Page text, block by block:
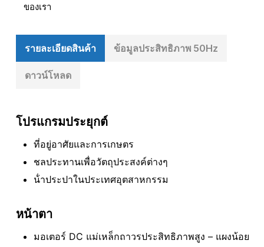
ของเรา
รายละเอียดสินค้า ข้อมูลประสิทธิภาพ 50Hz
ดาวน์โหลด
โปรแกรมประยุกต์
ที่อยู่อาศัยและการเกษตร
ชลประทานเพื่อวัตถุประสงค์ต่างๆ
น้ําประปาในประเทศอุตสาหกรรม
หน้าตา
มอเตอร์ DC แม่เหล็กถาวรประสิทธิภาพสูง – แผงน้อย